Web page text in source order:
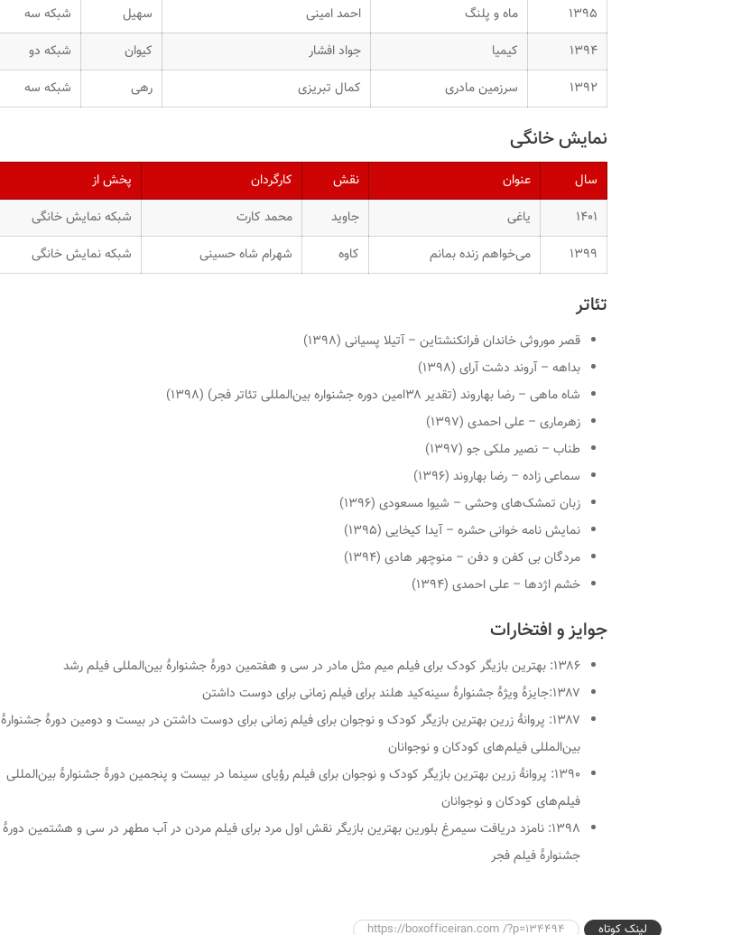
۱۳۹۵
ماه و پلنگ احمد امینی سهیل
شبکه سه
۱۳۹۴
کیمیا جواد افشار کیوان
شبکه دو
۱۳۹۲
سرزمین مادری کمال تبریزی رهی شبکه سه
نمایش خانگی
سال عنوان نقش کارگردان
پخش از
۱۴۰۱
یاغی جاوید محمد کارت
شبکه نمایش خانگی
۱۳۹۹
می‌خواهم زنده بمانم کاوه شهرام شاه حسینی شبکه نمایش خانگی
تئاتر
قصر موروثی خاندان فرانکنشتاین – آتیلا پسیانی (۱۳۹۸)
بداهه – آروند دشت آرای (۱۳۹۸)
شاه ماهی – رضا بهاروند (تقدیر ۳۸امین دوره جشنواره بین‌المللی تئاتر فجر) (۱۳۹۸)
زهرماری – علی احمدی (۱۳۹۷)
طناب – نصیر ملکی جو (۱۳۹۷)
سماعی زاده – رضا بهاروند (۱۳۹۶)
زبان تمشک‌های وحشی – شیوا مسعودی (۱۳۹۶)
نمایش نامه خوانی حشره – آیدا کیخایی (۱۳۹۵)
مردگان بی کفن و دفن – منوچهر هادی (۱۳۹۴)
خشم اژدها – علی احمدی (۱۳۹۴)
جوایز و افتخارات
۱۳۸۶: بهترین بازیگر کودک برای فیلم میم مثل مادر در سی و هفتمین دورهٔ جشنوارهٔ بین‌المللی فیلم رشد
۱۳۸۷:جایزهٔ ویژهٔ جشنوارهٔ سینه‌کید هلند برای فیلم زمانی برای دوست داشتن
۱۳۸۷: پروانهٔ زرین بهترین بازیگر کودک و نوجوان برای فیلم زمانی برای دوست داشتن در بیست و دومین دورهٔ جشنوارهٔ
بین‌المللی فیلم‌های کودکان و نوجوانان
۱۳۹۰: پروانهٔ زرین بهترین بازیگر کودک و نوجوان برای فیلم رؤیای سینما در بیست و پنجمین دورهٔ جشنوارهٔ بین‌المللی
فیلم‌های کودکان و نوجوانان
۱۳۹۸: نامزد دریافت سیمرغ بلورین بهترین بازیگر نقش اول مرد برای فیلم مردن در آب مطهر در سی و هشتمین دورهٔ
جشنوارهٔ فیلم فجر
لینک کوتاه https://boxofficeiran.com /?p=134494